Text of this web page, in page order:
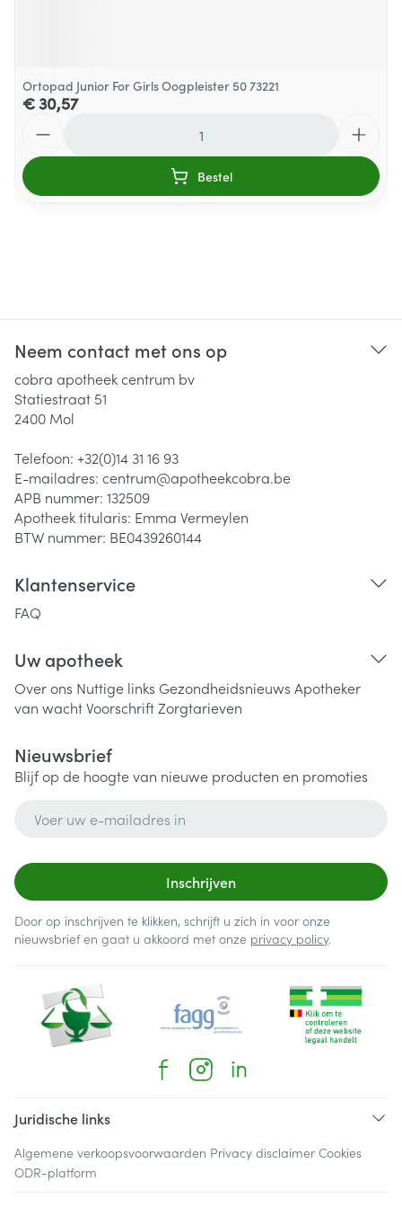
Ortopad Junior For Girls Oogpleister 50 73221
€ 30,57
Bestel
Neem contact met ons op
cobra apotheek centrum bv
Statiestraat 51
2400 Mol
Telefoon: +32(0)14 31 16 93
E-mailadres: centrum@apotheekcobra.be
APB nummer: 132509
Apotheek titularis: Emma Vermeylen
BTW nummer: BE0439260144
Klantenservice
FAQ
Uw apotheek
Over ons Nuttige links Gezondheidsnieuws Apotheker
van wachtVoorschriftZorgtarieven
Nieuwsbrief
Blijf op de hoogte van nieuwe producten en promoties
Inschrijven
Door op inschrijven te klikken, schrijft u zich in voor onze
nieuwsbrief en gaat u akkoord met onze privacy policy.
Juridische links
Algemene verkoopsvoorwaarden Privacy disclaimer Cookies
ODR-platform